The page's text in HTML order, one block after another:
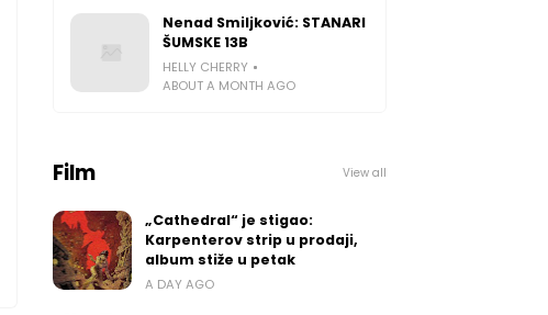
Nenad Smiljković: STANARI
ŠUMSKE 13B
HELLY CHERRY
ABOUT A MONTH AGO
Film View all
„Cathedral“ je stigao:
Karpenterov strip u prodaji,
album stiže u petak
A DAY AGO